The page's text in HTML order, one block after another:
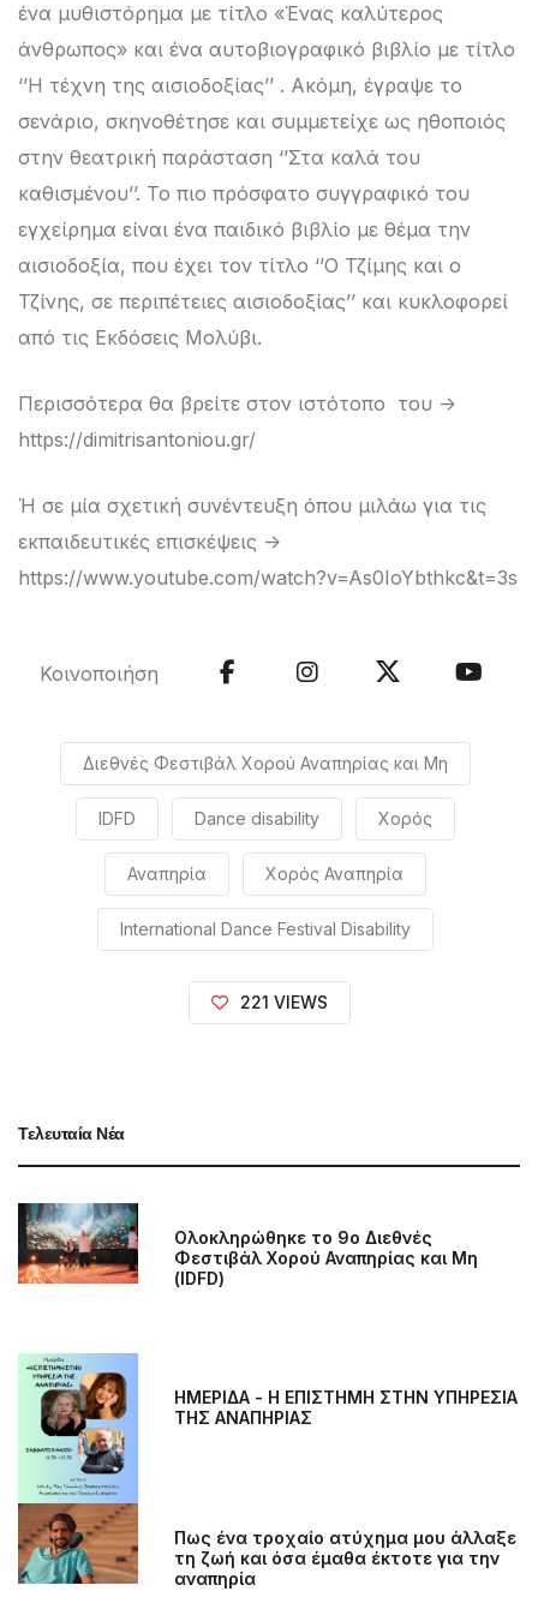
ένα μυθιστόρημα με τίτλο «Ένας καλύτερος
άνθρωπος» και ένα αυτοβιογραφικό βιβλίο με τίτλο
‘’Η τέχνη της αισιοδοξίας’’ . Ακόμη, έγραψε το
σενάριο, σκηνοθέτησε και συμμετείχε ως ηθοποιός
στην θεατρική παράσταση ‘’Στα καλά του
καθισμένου’’. Το πιο πρόσφατο συγγραφικό του
εγχείρημα είναι ένα παιδικό βιβλίο με θέμα την
αισιοδοξία, που έχει τον τίτλο ‘’Ο Τζίμης και ο
Τζίνης, σε περιπέτειες αισιοδοξίας’’ και κυκλοφορεί
από τις Εκδόσεις Μολύβι.
Περισσότερα θα βρείτε στον ιστότοπο του ->
https://dimitrisantoniou.gr/
Ή σε μία σχετική συνέντευξη όπου μιλάω για τις
εκπαιδευτικές επισκέψεις ->
https://www.youtube.com/watch?v=As0IoYbthkc&t=3s
Κοινοποιήση
Διεθνές Φεστιβάλ Χορού Αναπηρίας και Μη
IDFD Dance disability Χορός
Αναπηρία Χορός Αναπηρία
International Dance Festival Disability
221 VIEWS
Τελευταία Νέα
Ολοκληρώθηκε το 9ο Διεθνές
Φεστιβάλ Χορού Αναπηρίας και Μη
(IDFD)
ΗΜΕΡΙΔΑ - H EΠΙΣΤΗΜΗ ΣΤΗΝ ΥΠΗΡΕΣΙΑ
ΤΗΣ ΑΝΑΠΗΡΙΑΣ
Πως ένα τροχαίο ατύχημα μου άλλαξε
τη ζωή και όσα έμαθα έκτοτε για την
αναπηρία